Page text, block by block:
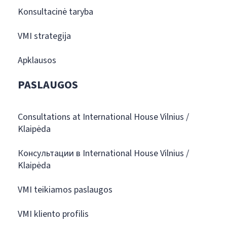
Konsultacinė taryba
VMI strategija
Apklausos
PASLAUGOS
Consultations at International House Vilnius /
Klaipėda
Консультации в International House Vilnius /
Klaipėda
VMI teikiamos paslaugos
VMI kliento profilis